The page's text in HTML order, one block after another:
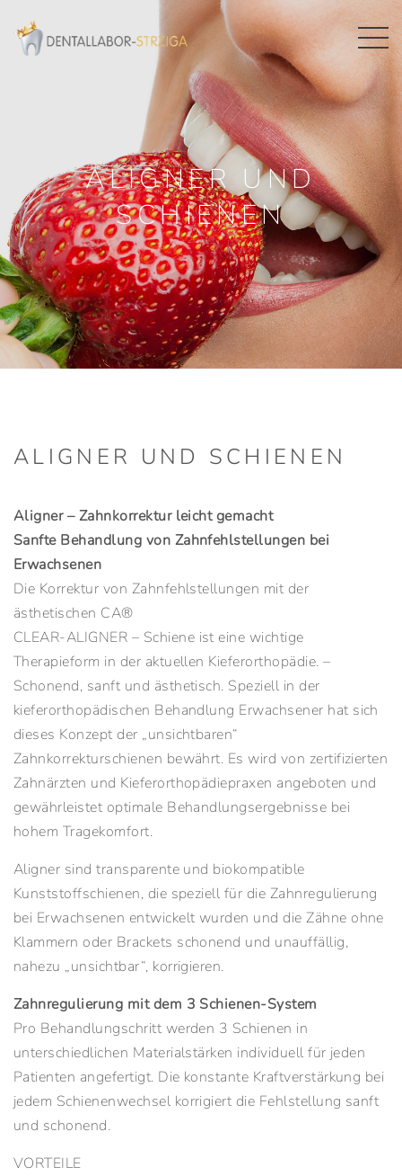
ALIGNER UND
SCHIENEN
ALIGNER UND SCHIENEN
Aligner – Zahnkorrektur leicht gemacht
Sanfte Behandlung von Zahnfehlstellungen bei
Erwachsenen
Die Korrektur von Zahnfehlstellungen mit der
ästhetischen CA®
CLEAR-ALIGNER – Schiene ist eine wichtige
Therapieform in der aktuellen Kieferorthopädie. –
Schonend, sanft und ästhetisch. Speziell in der
kieferorthopädischen Behandlung Erwachsener hat sich
dieses Konzept der „unsichtbaren“
Zahnkorrekturschienen bewährt. Es wird von zertifizierten
Zahnärzten und Kieferorthopädiepraxen angeboten und
gewährleistet optimale Behandlungsergebnisse bei
hohem Tragekomfort.
Aligner sind transparente und biokompatible
Kunststoffschienen, die speziell für die Zahnregulierung
bei Erwachsenen entwickelt wurden und die Zähne ohne
Klammern oder Brackets schonend und unauffällig,
nahezu „unsichtbar“, korrigieren.
Zahnregulierung mit dem 3 Schienen-System
Pro Behandlungschritt werden 3 Schienen in
unterschiedlichen Materialstärken individuell für jeden
Patienten angefertigt. Die konstante Kraftverstärkung bei
jedem Schienenwechsel korrigiert die Fehlstellung sanft
und schonend.
VORTEILE